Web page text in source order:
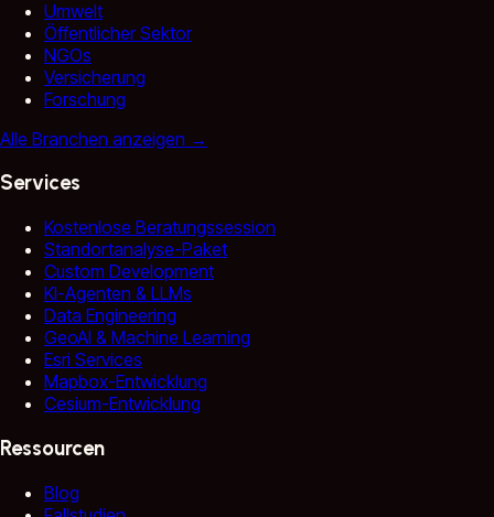
Umwelt
Öffentlicher Sektor
NGOs
Versicherung
Forschung
Alle Branchen anzeigen →
Services
Kostenlose Beratungssession
Standortanalyse-Paket
Custom Development
KI-Agenten & LLMs
Data Engineering
GeoAI & Machine Learning
Esri Services
Mapbox-Entwicklung
Cesium-Entwicklung
Ressourcen
Blog